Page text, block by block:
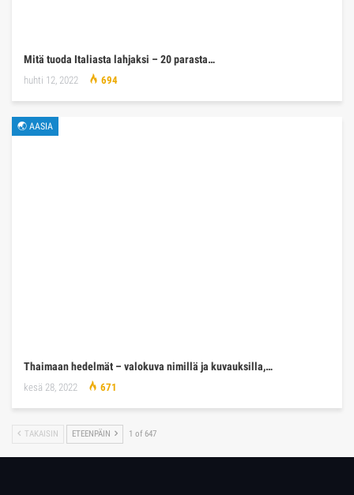
Mitä tuoda Italiasta lahjaksi – 20 parasta…
huhti 12, 2022 694
🌏 AASIA
Thaimaan hedelmät – valokuva nimillä ja kuvauksilla,…
kesä 28, 2022 671
TAKAISIN ETEENPÄIN 1 of 647